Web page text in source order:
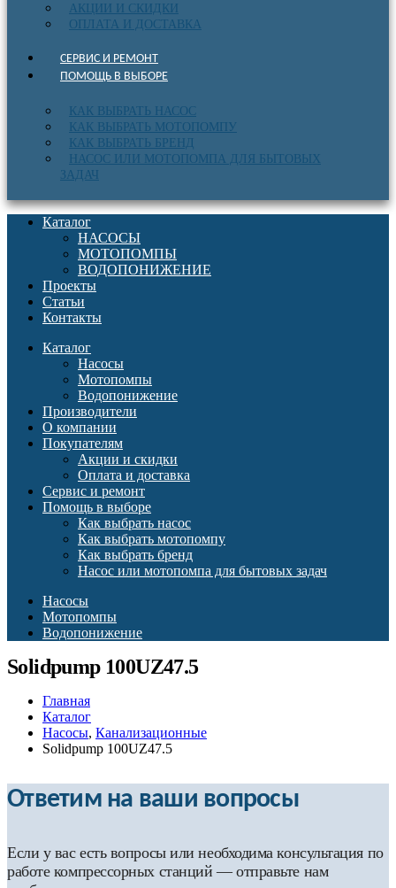
АКЦИИ И СКИДКИ
ОПЛАТА И ДОСТАВКА
СЕРВИС И РЕМОНТ
ПОМОЩЬ В ВЫБОРЕ
КАК ВЫБРАТЬ НАСОС
КАК ВЫБРАТЬ МОТОПОМПУ
КАК ВЫБРАТЬ БРЕНД
НАСОС ИЛИ МОТОПОМПА ДЛЯ БЫТОВЫХ
ЗАДАЧ
Каталог
НАСОСЫ
МОТОПОМПЫ
ВОДОПОНИЖЕНИЕ
Проекты
Статьи
Контакты
Каталог
Насосы
Мотопомпы
Водопонижение
Производители
О компании
Покупателям
Акции и скидки
Оплата и доставка
Сервис и ремонт
Помощь в выборе
Как выбрать насос
Как выбрать мотопомпу
Как выбрать бренд
Насос или мотопомпа для бытовых задач
Насосы
Мотопомпы
Водопонижение
Solidpump 100UZ47.5
Главная
Каталог
Насосы, Канализационные
Solidpump 100UZ47.5
Ответим на ваши вопросы
Если у вас есть вопросы или необходима консультация по
работе компрессорных станций — отправьте нам